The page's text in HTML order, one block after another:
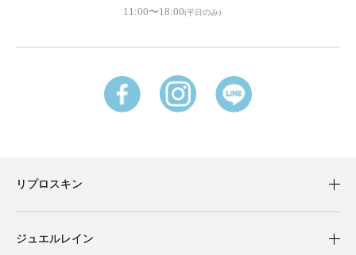
11:00〜18:00(平日のみ)
リプロスキン
ジュエルレイン